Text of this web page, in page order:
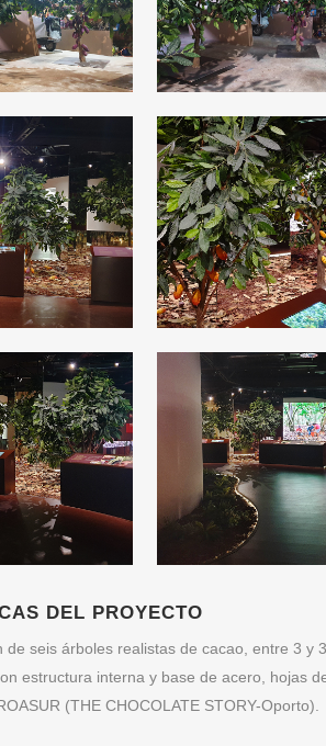
DEL PROYECTO
de seis árboles realistas de cacao, entre 3 y
estructura interna y base de acero, hojas
(THE CHOCOLATE STORY-Oporto).